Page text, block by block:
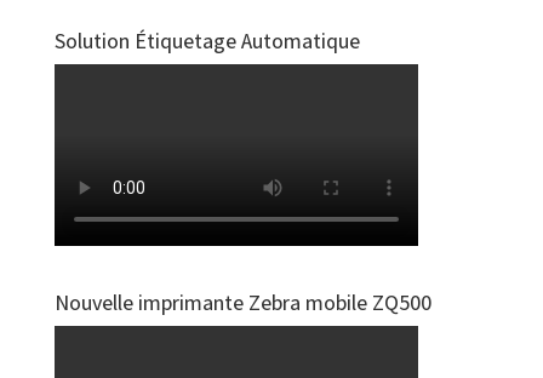
Solution Étiquetage Automatique
Nouvelle imprimante Zebra mobile ZQ500